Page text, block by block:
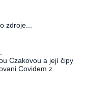
zdroje...
Czakovou a její čipy
Covidem z